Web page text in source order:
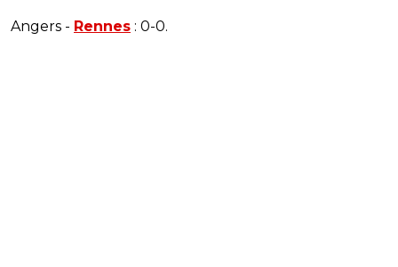
Angers - Rennes : 0-0.